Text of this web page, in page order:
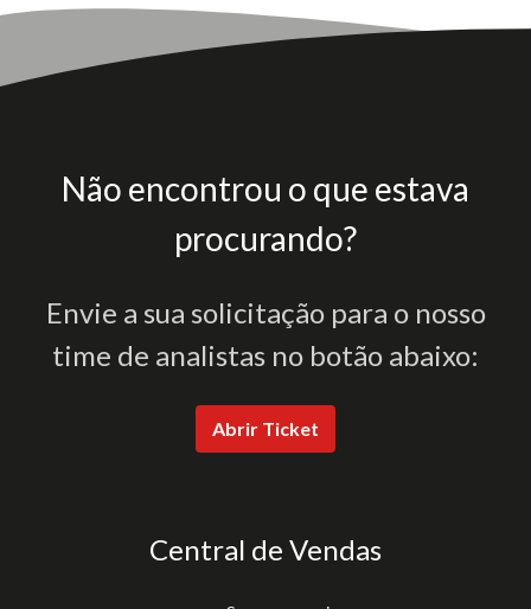
Não encontrou o que estava
procurando?
Envie a sua solicitação para o nosso
time de analistas no botão abaixo:
Abrir Ticket
Central de Vendas